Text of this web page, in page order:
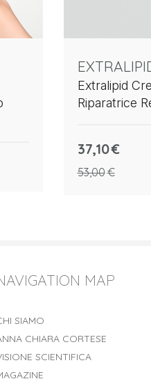
Extralipid
Riparatrice
37,10€
53,00€
MAP
SIAMO
CHIARA CORTESE
SCIENTIFICA